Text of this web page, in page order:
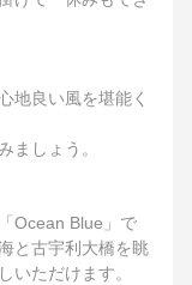
地良い風を堪能く
ましょう。
Ocean Blue」で
と古宇利大橋を眺
いただけます。